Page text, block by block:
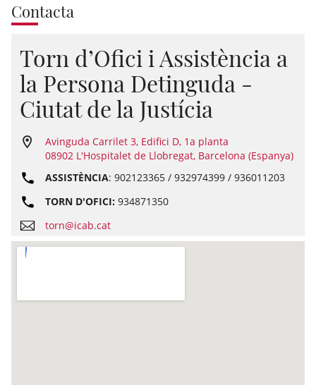
Contacta
Torn d’Ofici i Assistència a
la Persona Detinguda -
Ciutat de la Justícia
Avinguda Carrilet 3, Edifici D, 1a planta
08902 L'Hospitalet de Llobregat, Barcelona (Espanya)
ASSISTÈNCIA: 902123365 / 932974399 / 936011203
TORN D'OFICI: 934871350
torn@icab.cat